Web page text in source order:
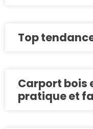
Top
Carport bois
pratique et